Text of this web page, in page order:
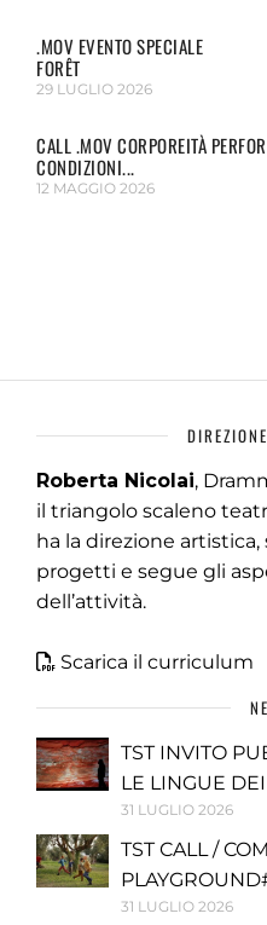
.MOV EVENTO SPECIALE
FORÊT
29 LUGLIO 2026
CALL .MOV CORPOREITÀ
CONDIZIONI...
12 MAGGIO 2026
Roberta Nicolai,
il triangolo scaleno
ha la direzione
progetti e segue gli
dell’attività.
Scarica il curriculum
TST INVITO
LE LINGUE
31 LUGLIO 2026
TST CALL /
31 LUGLIO 2026